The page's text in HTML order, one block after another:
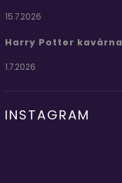
15.7.2026
Harry Potter
1.7.2026
INSTAGRAM